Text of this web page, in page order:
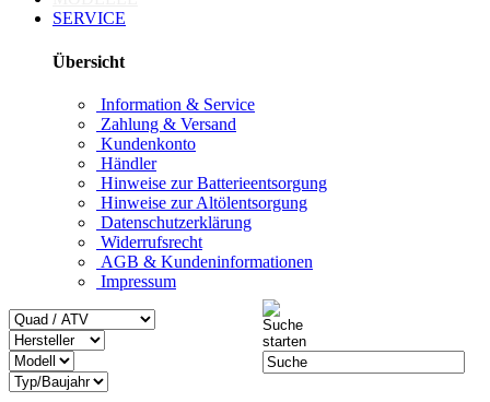
SERVICE
Übersicht
Information & Service
Zahlung & Versand
Kundenkonto
Händler
Hinweise zur Batterieentsorgung
Hinweise zur Altölentsorgung
Datenschutzerklärung
Widerrufsrecht
AGB & Kundeninformationen
Impressum